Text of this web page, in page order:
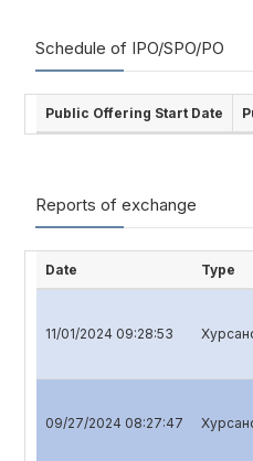
Schedule of IPO/SPO/PO
Public Offering Start Date
Reports of exchange
Date Type
11/01/2024 09:28:53
09/27/2024 08:27:47